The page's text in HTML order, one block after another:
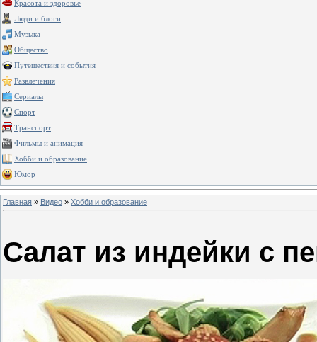
Красота и здоровье
Люди и блоги
Музыка
Общество
Путешествия и события
Развлечения
Сериалы
Спорт
Транспорт
Фильмы и анимация
Хобби и образование
Юмор
Главная » Видео » Хобби и образование
Салат из индейки с